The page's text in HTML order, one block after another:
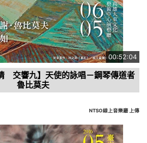
00:52:04
交響九】天使的詠唱－鋼琴傳道者
魯比莫夫
NTSO線上音樂廳 上傳